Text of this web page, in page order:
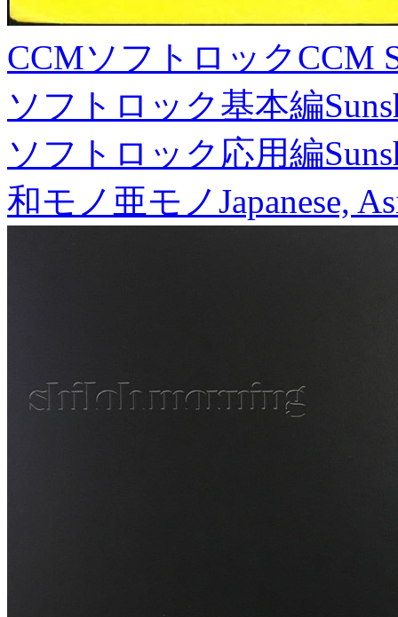
CCMソフトロックCCM
ソフトロック基本編
ソフトロック応用編
和モノ亜モノJapanese,